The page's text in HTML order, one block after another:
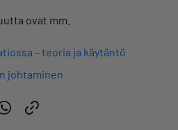
ovat mm.
– teoria ja käytäntö
johtaminen